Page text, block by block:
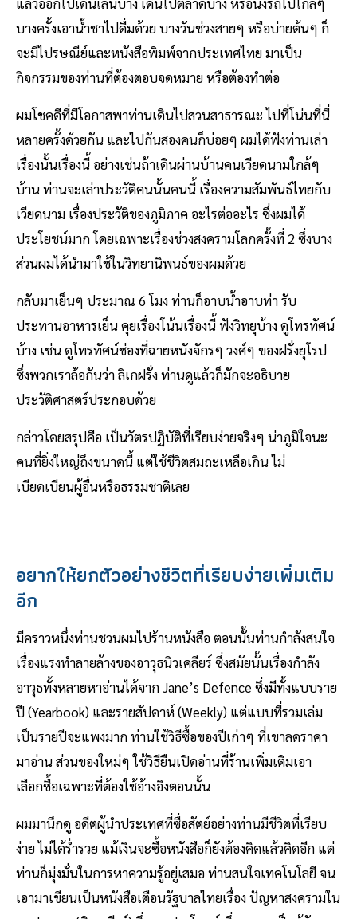
บางครั้งเอาน้ำชาไปดื่มด้วย บางวันช่วงสายๆ หรือบ่ายต้นๆ ก็
จะมีไปรษณีย์และหนังสือพิมพ์จากประเทศไทย มาเป็น
กิจกรรมของท่านที่ต้องตอบจดหมาย หรือต้องทำต่อ
ผมโชคดีที่มีโอกาสพาท่านเดินไปสวนสาธารณะ ไปที่โน่นที่นี่
หลายครั้งด้วยกัน และไปกันสองคนก็บ่อยๆ ผมได้ฟังท่านเล่า
เรื่องนั้นเรื่องนี้ อย่างเช่นถ้าเดินผ่านบ้านคนเวียดนามใกล้ๆ
บ้าน ท่านจะเล่าประวัติคนนั้นคนนี้ เรื่องความสัมพันธ์ไทยกับ
เวียดนาม เรื่องประวัติของภูมิภาค อะไรต่ออะไร ซึ่งผมได้
ประโยชน์มาก โดยเฉพาะเรื่องช่วงสงครามโลกครั้งที่ 2 ซึ่งบาง
ส่วนผมได้นำมาใช้ในวิทยานิพนธ์ของผมด้วย
กลับมาเย็นๆ ประมาณ 6 โมง ท่านก็อาบน้ำอาบท่า รับ
ประทานอาหารเย็น คุยเรื่องโน้นเรื่องนี้ ฟังวิทยุบ้าง ดูโทรทัศน์
บ้าง เช่น ดูโทรทัศน์ช่องที่ฉายหนังจักรๆ วงศ์ๆ ของฝรั่งยุโรป
ซึ่งพวกเราล้อกันว่า ลิเกฝรั่ง ท่านดูแล้วก็มักจะอธิบาย
ประวัติศาสตร์ประกอบด้วย
กล่าวโดยสรุปคือ เป็นวัตรปฏิบัติที่เรียบง่ายจริงๆ น่าภูมิใจนะ
คนที่ยิ่งใหญ่ถึงขนาดนี้ แต่ใช้ชีวิตสมถะเหลือเกิน ไม่
เบียดเบียนผู้อื่นหรือธรรมชาติเลย
อยากให้ยกตัวอย่างชีวิตที่เรียบง่ายเพิ่มเติม
อีก
มีคราวหนึ่งท่านชวนผมไปร้านหนังสือ ตอนนั้นท่านกำลังสนใจ
เรื่องแรงทำลายล้างของอาวุธนิวเคลียร์ ซึ่งสมัยนั้นเรื่องกำลัง
อาวุธทั้งหลายหาอ่านได้จาก Jane’s Defence ซึ่งมีทั้งแบบราย
ปี (Yearbook) และรายสัปดาห์ (Weekly) แต่แบบที่รวมเล่ม
เป็นรายปีจะแพงมาก ท่านใช้วิธีซื้อของปีเก่าๆ ที่เขาลดราคา
มาอ่าน ส่วนของใหม่ๆ ใช้วิธียืนเปิดอ่านที่ร้านเพิ่มเติมเอา
เลือกซื้อเฉพาะที่ต้องใช้อ้างอิงตอนนั้น
ผมมานึกดู อดีตผู้นำประเทศที่ซื่อสัตย์อย่างท่านมีชีวิตที่เรียบ
ง่าย ไม่ได้ร่ำรวย แม้เงินจะซื้อหนังสือก็ยังต้องคิดแล้วคิดอีก แต่
ท่านก็มุ่งมั่นในการหาความรู้อยู่เสมอ ท่านสนใจเทคโนโลยี จน
เอามาเขียนเป็นหนังสือเตือนรัฐบาลไทยเรื่อง ปัญหาสงครามใน